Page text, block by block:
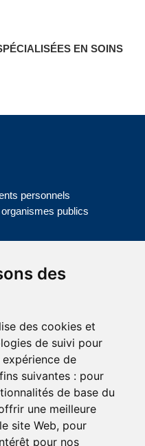
des
des cookies et
de suivi pour
de
suivantes : pour
de base du
une meilleure
site Web, pour
pour nos
EN SOINS
personnels
publics
1P5